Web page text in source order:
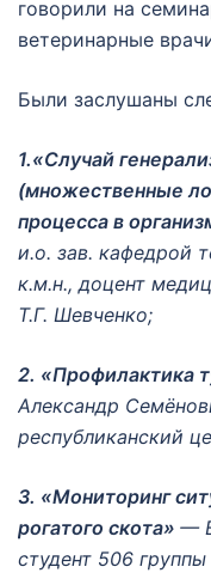
говорили на
ветеринарные
Были заслушаны
1.«Случай
(множественные
процесса в
и.о. зав. кафедрой
к.м.н., доцент
Т.Г. Шевченко;
2. «Профилактика
Александр
республиканский
3. «Мониторинг
рогатого скота» —
студент 506